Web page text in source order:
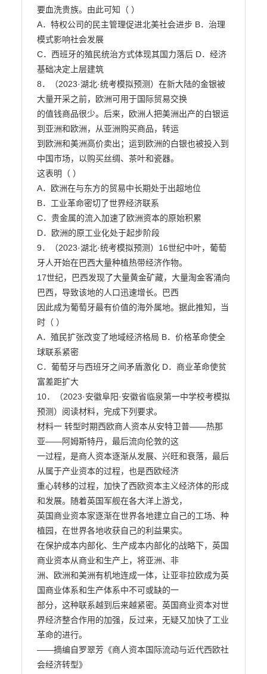
要血洗贵族。由此可知（ ）
A．特权公司的民主管理促进北美社会进步 B．治理
模式影响社会发展
C．西班牙的殖民统治方式体现其国力落后 D．经济
基础决定上层建筑
8．（2023·湖北·统考模拟预测）在新大陆的金银被
大量开采之前，欧洲可用于国际贸易交换
的值钱商品很少。后来，欧洲人把美洲出产的白银运
到亚洲和欧洲，从亚洲购买商品，转运
到欧洲和美洲高价卖出；运到欧洲的白银也被投入到
中国市场，以购买丝绸、茶叶和瓷器。
这表明（ ）
A．欧洲在与东方的贸易中长期处于出超地位
B．工业革命密切了世界经济联系
C．贵金属的流入加速了欧洲资本的原始积累
D．欧洲的原工业化处于起步阶段
9．（2023·湖北·统考模拟预测）16世纪中叶，葡萄
牙人开始在巴西大量种植热带经济作物。
17世纪，巴西发现了大量黄金矿藏，大量淘金客涌向
巴西，导致该地的人口迅速增长。巴西
因此成为葡萄牙最有价值的海外属地。据此推知，当
时（ ）
A．殖民扩张改变了地域经济格局 B．价格革命使全
球联系紧密
C．葡萄牙与西班牙之间矛盾激化 D．商业革命使贫
富差距扩大
10．（2023·安徽阜阳·安徽省临泉第一中学校考模拟
预测）阅读材料，完成下列要求。
材料一 转型时期西欧商人资本从安特卫普——热那
亚——阿姆斯特丹，最后流向伦敦的这
一过程，是商人资本逐渐从发展、兴旺和衰落，最后
从属于产业资本的过程，也是西欧经济
重心转移的过程，加快了西欧资本主义经济体的形成
和发展。随着英国军舰在各大洋上游戈，
英国商业资本家逐渐在世界各地建立自己的工场、种
植园，在世界各地收获自己的利益果实。
在保护成本内部化、生产成本内部化的战略下，英国
商业资本从商业和生产上，将亚洲、非
洲、欧洲和美洲有机地连成一体，让亚非拉欧成为英
国商业体系和生产体系中不可或缺的一
部分，这种联系越到后来越紧密。英国商业资本对世
界经济整合作用的加强，反过来，无疑又加快了工业
革命的进行。
——摘编自罗翠芳《商人资本国际流动与近代西欧社
会经济转型》